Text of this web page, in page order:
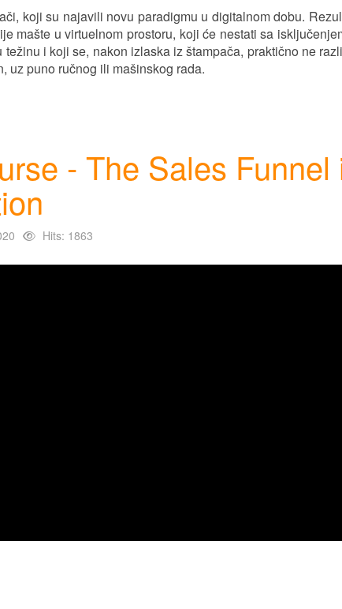
koji su najavili novu paradigmu u digitalnom dobu.
mašte u virtuelnom prostoru, koji će nestati sa
i koji se, nakon izlaska iz štampača, praktično ne
uz puno ručnog ili mašinskog rada.
- The Sales Funnel
Hits: 1863